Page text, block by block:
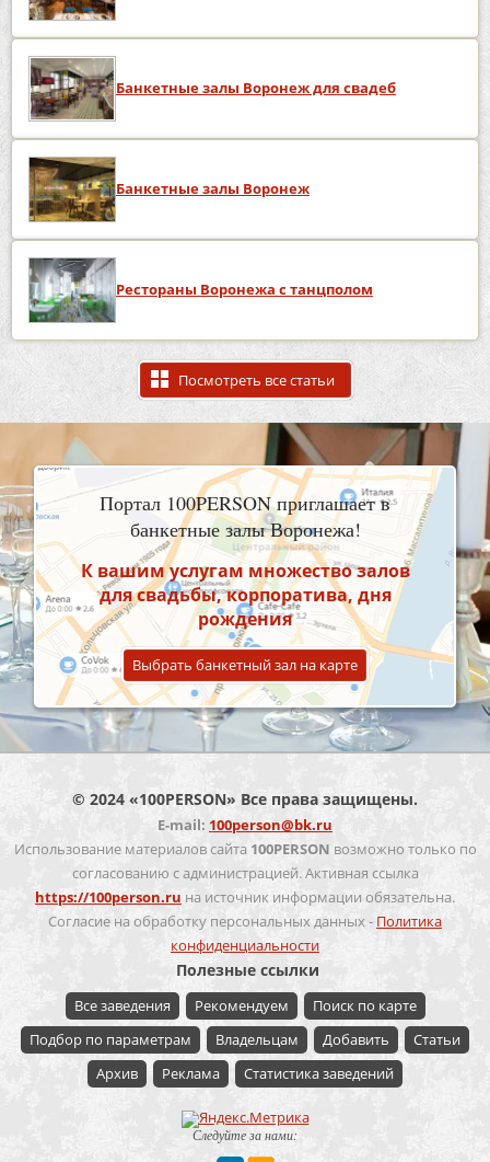
Банкетные залы Воронеж для свадеб
Банкетные залы Воронеж
Рестораны Воронежа с танцполом
Посмотреть все статьи
Портал 100PERSON приглашает в
банкетные залы Воронежа!
К вашим услугам множество залов
для свадьбы, корпоратива, дня
рождения
Выбрать банкетный зал на карте
© 2024 «100PERSON» Все права защищены.
E-mail: 100person@bk.ru
Использование материалов сайта 100PERSON возможно только по
согласованию с администрацией. Активная ссылка
https://100person.ru на источник информации обязательна.
Согласие на обработку персональных данных - Политика
конфиденциальности
Полезные ссылки
Все заведения Рекомендуем
Поиск по карте
Подбор по параметрам
Владельцам Добавить
Статьи
Архив
Реклама Статистика заведений
Следуйте за нами: